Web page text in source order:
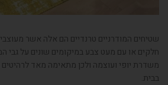
שטיחים המודרניים טרנדיים הם אלה אשר מעוצבים
חלקים או עם מעט צבע במיקומים שונים על
משדרת יופי ועוצמה ולכן מתאימה מאד לרהיטים
בבית.